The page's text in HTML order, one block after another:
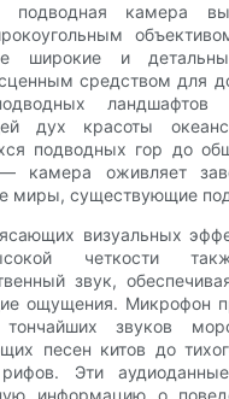
подводная камера
широкие и
средством для
ландшафтов
дух красоты
подводных гор до
— камера оживляет
миры, существующие
визуальных
четкости
звук,
ощущения. Микрофон
тончайших звуков
песен китов до
Эти